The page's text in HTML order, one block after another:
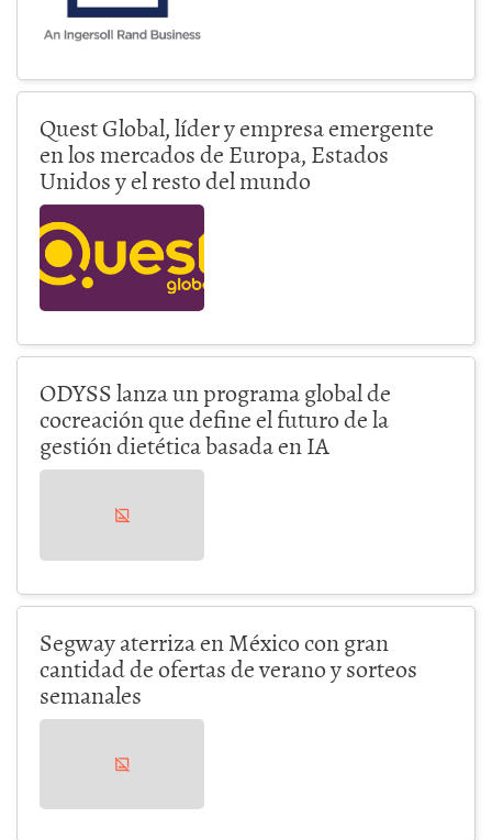
Quest Global, líder y empresa emergente
en los mercados de Europa, Estados
Unidos y el resto del mundo
ODYSS lanza un programa global de
cocreación que define el futuro de la
gestión dietética basada en IA
Segway aterriza en México con gran
cantidad de ofertas de verano y sorteos
semanales